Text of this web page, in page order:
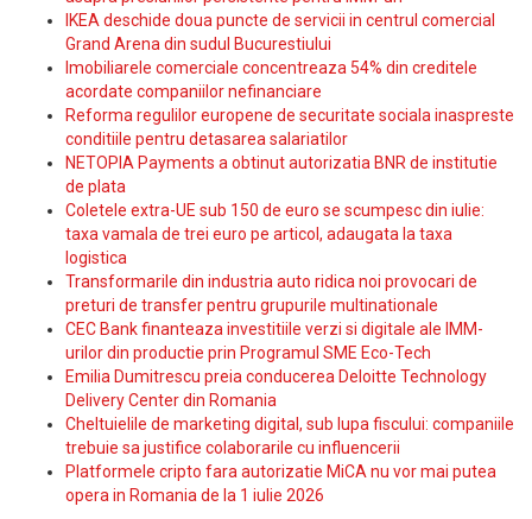
IKEA deschide doua puncte de servicii in centrul comercial
Grand Arena din sudul Bucurestiului
Imobiliarele comerciale concentreaza 54% din creditele
acordate companiilor nefinanciare
Reforma regulilor europene de securitate sociala inaspreste
conditiile pentru detasarea salariatilor
NETOPIA Payments a obtinut autorizatia BNR de institutie
de plata
Coletele extra-UE sub 150 de euro se scumpesc din iulie:
taxa vamala de trei euro pe articol, adaugata la taxa
logistica
Transformarile din industria auto ridica noi provocari de
preturi de transfer pentru grupurile multinationale
CEC Bank finanteaza investitiile verzi si digitale ale IMM-
urilor din productie prin Programul SME Eco-Tech
Emilia Dumitrescu preia conducerea Deloitte Technology
Delivery Center din Romania
Cheltuielile de marketing digital, sub lupa fiscului: companiile
trebuie sa justifice colaborarile cu influencerii
Platformele cripto fara autorizatie MiCA nu vor mai putea
opera in Romania de la 1 iulie 2026